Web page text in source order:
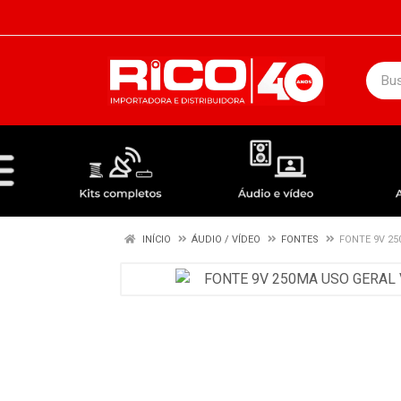
INÍCIO ÁUDIO / VÍDEO FONTES FONTE 9V